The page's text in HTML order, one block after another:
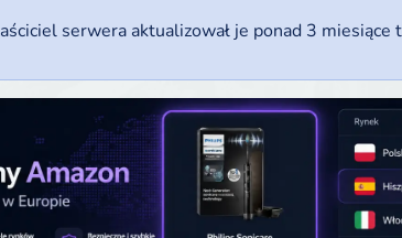
serwera aktualizował je ponad 3 miesiące